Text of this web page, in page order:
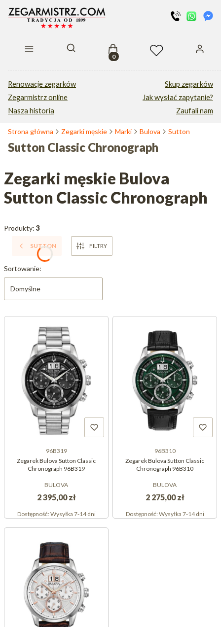
Otwórz wyszukiwarkęProdukty w koszyku: 0. Zobacz
Renowacje zegarków
Zegarmistrz online
Nasza historia
Skup zegarków
Jak wysłać zapytanie?
Zaufali nam
Strona główna Zegarki męskie Marki Bulova Sutton
Sutton Classic Chronograph
Zegarki męskie Bulova
Sutton Classic Chronograph
Produkty: 3
SUTTON FILTRY
Lista produktów
Sortowanie:
Domyślne
96B319
Zegarek Bulova Sutton Classic
Chronograph 96B319
BULOVA
2 395,00 zł
Dostępność:Wysyłka 7-14 dni
96B310
Zegarek Bulova Sutton Classic
Chronograph 96B310
BULOVA
2 275,00 zł
Dostępność:Wysyłka 7-14 dni